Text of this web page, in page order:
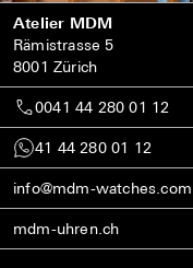
Atelier MDM
Rämistrasse 5
8001 Zürich
0041 44 280 01 12
41 44 280 01 12
info@mdm-watches.com
mdm-uhren.ch